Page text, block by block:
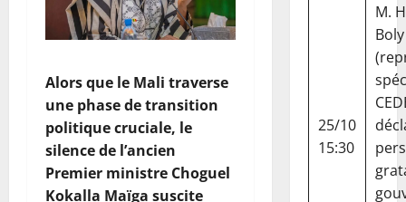
Alors que le Mali traverse
une phase de transition
politique cruciale, le
silence de l’ancien
Premier ministre Choguel
Kokalla Maïga suscite
25/10
15:30
M.
Boly